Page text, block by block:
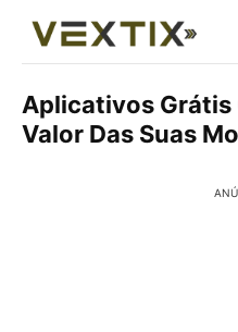
Aplicativos Grátis
Valor Das Suas